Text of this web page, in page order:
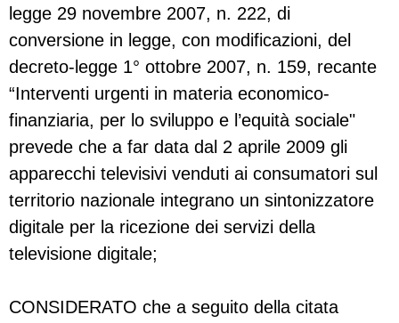
legge 29 novembre 2007, n. 222, di
conversione in legge, con modificazioni, del
decreto-legge 1° ottobre 2007, n. 159, recante
“Interventi urgenti in materia economico-
finanziaria, per lo sviluppo e l’equità sociale"
prevede che a far data dal 2 aprile 2009 gli
apparecchi televisivi venduti ai consumatori sul
territorio nazionale integrano un sintonizzatore
digitale per la ricezione dei servizi della
televisione digitale;
CONSIDERATO che a seguito della citata